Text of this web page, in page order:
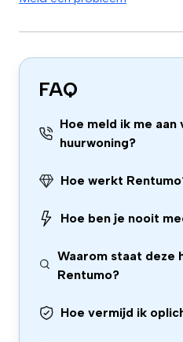
FAQ
Hoe meld ik me aan
huurwoning?
Hoe werkt
Hoe ben je nooit
Waarom staat deze
Rentumo?
Hoe vermijd ik